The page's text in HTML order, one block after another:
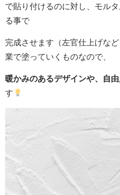
で貼り付けるのに対し、モル
る事で
完成させます（左官仕上げな
業で塗っていくものなので、
暖かみのあるデザインや、自
す